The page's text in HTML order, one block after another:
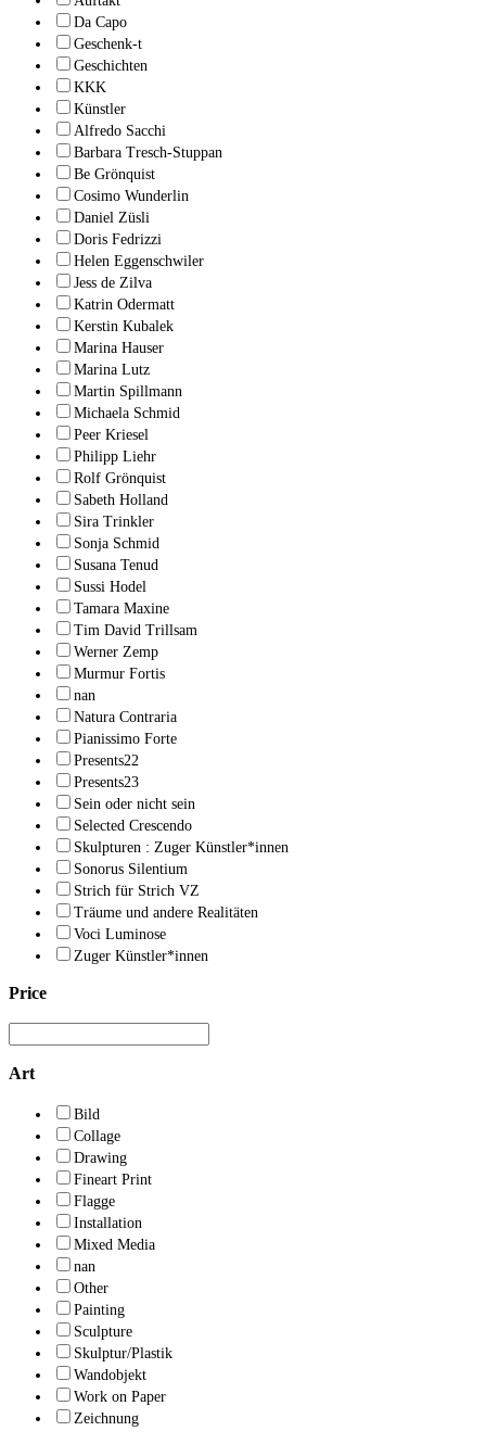
Da Capo
Geschenk-t
Geschichten
KKK
Künstler
Alfredo Sacchi
Barbara Tresch-Stuppan
Be Grönquist
Cosimo Wunderlin
Daniel Züsli
Doris Fedrizzi
Helen Eggenschwiler
Jess de Zilva
Katrin Odermatt
Kerstin Kubalek
Marina Hauser
Marina Lutz
Martin Spillmann
Michaela Schmid
Peer Kriesel
Philipp Liehr
Rolf Grönquist
Sabeth Holland
Sira Trinkler
Sonja Schmid
Susana Tenud
Sussi Hodel
Tamara Maxine
Tim David Trillsam
Werner Zemp
Murmur Fortis
nan
Natura Contraria
Pianissimo Forte
Presents22
Presents23
Sein oder nicht sein
Selected Crescendo
Skulpturen : Zuger Künstler*innen
Sonorus Silentium
Strich für Strich VZ
Träume und andere Realitäten
Voci Luminose
Zuger Künstler*innen
Price
Art
Bild
Collage
Drawing
Fineart Print
Flagge
Installation
Mixed Media
nan
Other
Painting
Sculpture
Skulptur/Plastik
Wandobjekt
Work on Paper
Zeichnung